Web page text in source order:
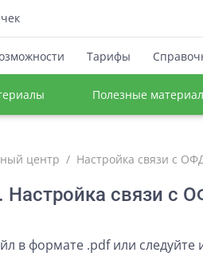
Тарифы
Полезные
центр Настройка связи с
Настройка связи с
в формате .pdf или следуйте